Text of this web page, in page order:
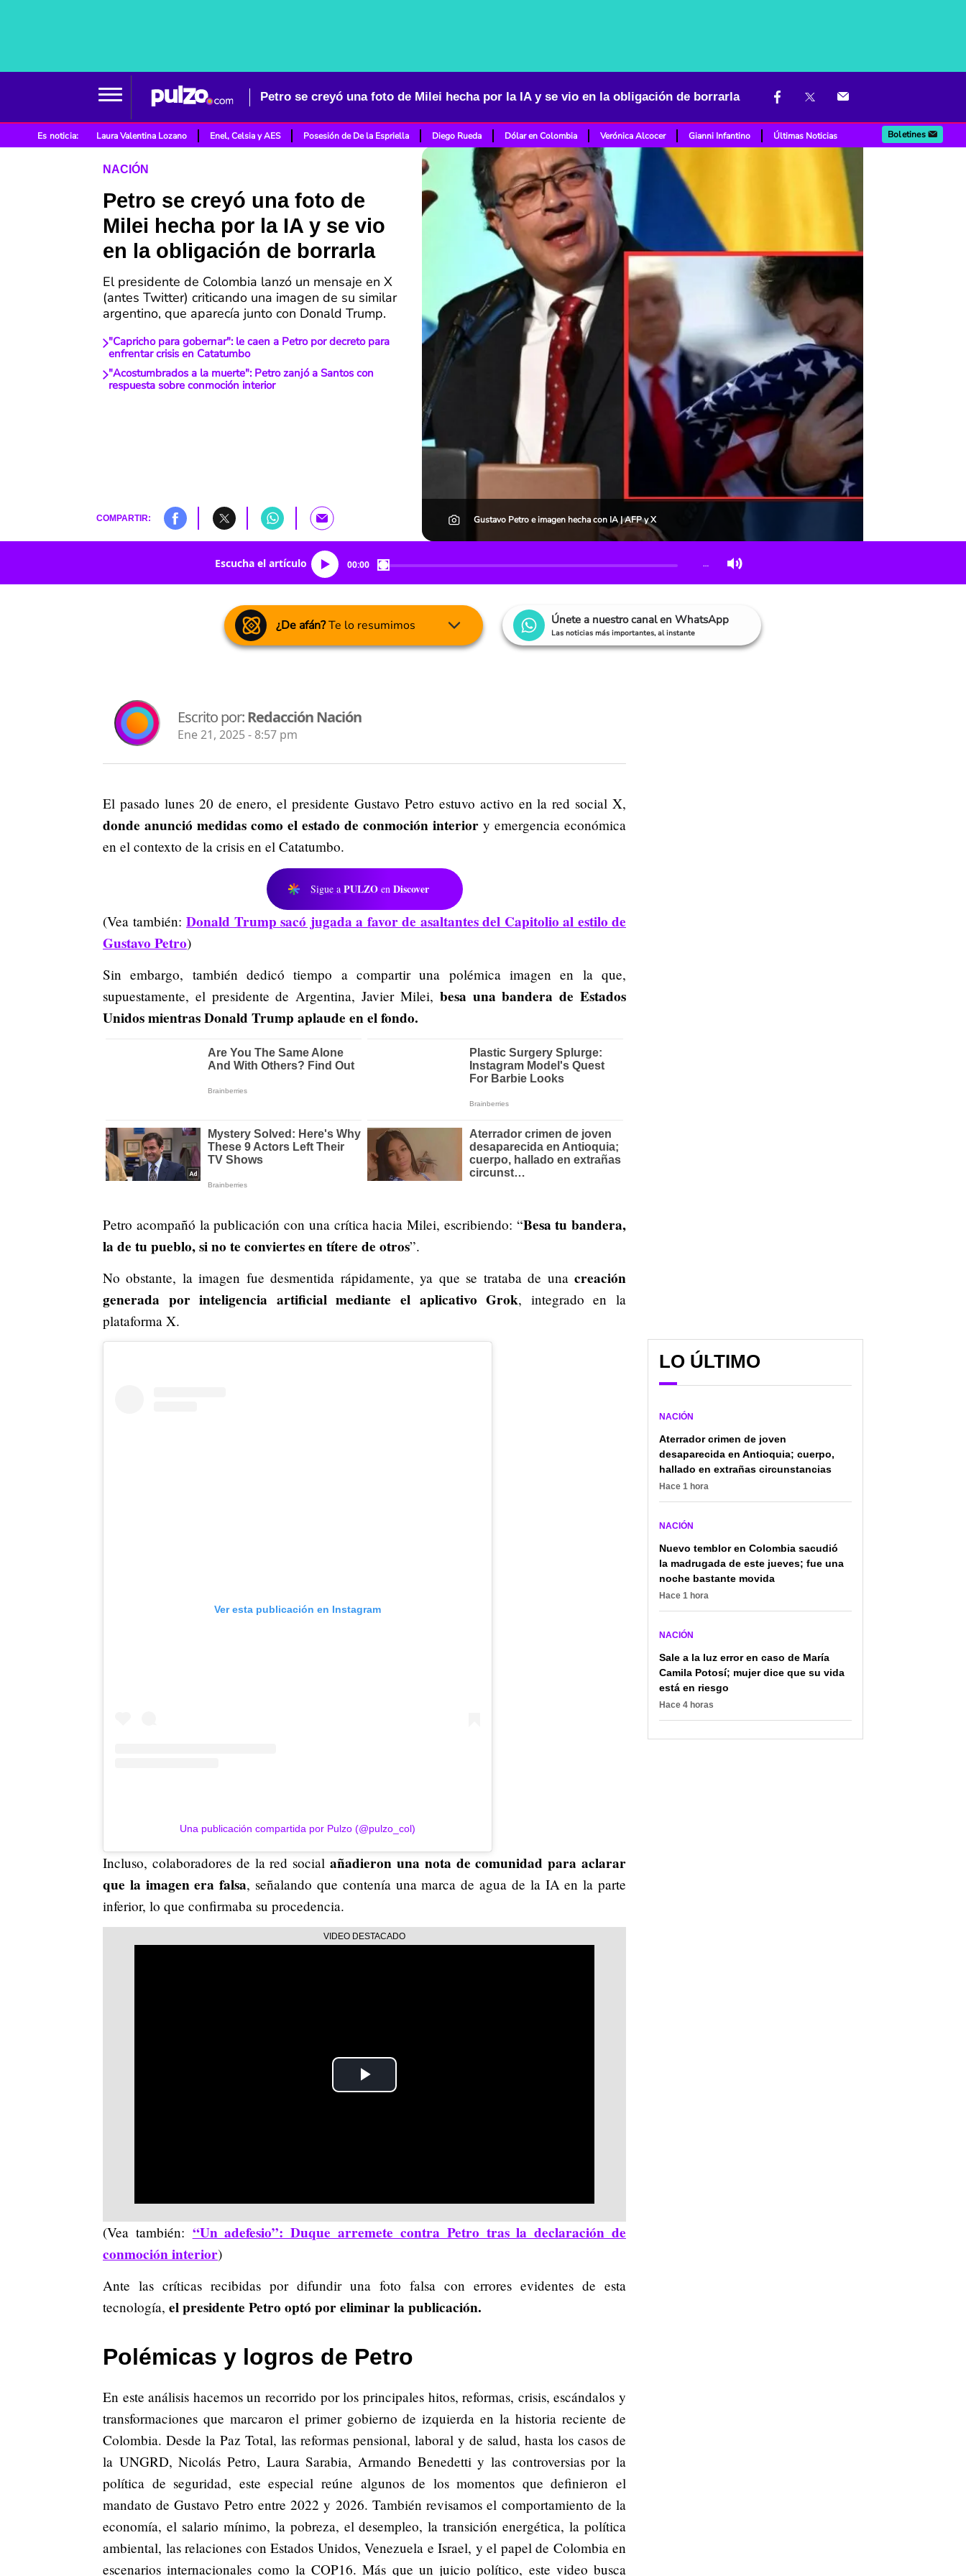
Petro se creyó una foto de Milei hecha por la IA y se vio en la obligación de borrarla
Es noticia: Laura Valentina Lozano Enel, Celsia y AES Posesión de De la Espriella Diego Rueda Dólar en Colombia Verónica Alcocer Gianni Infantino Últimas Noticias Boletines
NACIÓN
Petro se creyó una foto de
Milei hecha por la IA y se vio
en la obligación de borrarla
El presidente de Colombia lanzó un mensaje en X
(antes Twitter) criticando una imagen de su similar
argentino, que aparecía junto con Donald Trump.
"Capricho para gobernar": le caen a Petro por decreto para
enfrentar crisis en Catatumbo
"Acostumbrados a la muerte": Petro zanjó a Santos con
respuesta sobre conmoción interior
COMPARTIR: Gustavo Petro e imagen hecha con IA | AFP y X
Escucha el artículo 00:00 …
¿De afán?Te lo resumimos Únete a nuestro canal en WhatsApp
Las noticias más importantes, al instante
Escrito por:Redacción Nación
Ene 21, 2025 - 8:57 pm
El pasado lunes 20 de enero, el presidente Gustavo Petro estuvo activo en la red social X,
donde anunció medidas como el estado de conmoción interior y emergencia económica
en el contexto de la crisis en el Catatumbo.
Sigue a PULZO en Discover
(Vea también: Donald Trump sacó jugada a favor de asaltantes del Capitolio al estilo de
Gustavo Petro)
Sin embargo, también dedicó tiempo a compartir una polémica imagen en la que,
supuestamente, el presidente de Argentina, Javier Milei, besa una bandera de Estados
Unidos mientras Donald Trump aplaude en el fondo.
Petro acompañó la publicación con una crítica hacia Milei, escribiendo: “Besa tu bandera,
la de tu pueblo, si no te conviertes en títere de otros”.
No obstante, la imagen fue desmentida rápidamente, ya que se trataba de una creación
generada por inteligencia artificial mediante el aplicativo Grok, integrado en la
plataforma X.
Ver esta publicación en Instagram
Una publicación compartida por Pulzo (@pulzo_col)
Incluso, colaboradores de la red social añadieron una nota de comunidad para aclarar
que la imagen era falsa, señalando que contenía una marca de agua de la IA en la parte
inferior, lo que confirmaba su procedencia.
Play
(Vea también: “Un adefesio”: Duque arremete contra Petro tras la declaración de
conmoción interior)
Ante las críticas recibidas por difundir una foto falsa con errores evidentes de esta
tecnología, el presidente Petro optó por eliminar la publicación.
Polémicas y logros de Petro
En este análisis hacemos un recorrido por los principales hitos, reformas, crisis, escándalos y
transformaciones que marcaron el primer gobierno de izquierda en la historia reciente de
Colombia. Desde la Paz Total, las reformas pensional, laboral y de salud, hasta los casos de
la UNGRD, Nicolás Petro, Laura Sarabia, Armando Benedetti y las controversias por la
política de seguridad, este especial reúne algunos de los momentos que definieron el
mandato de Gustavo Petro entre 2022 y 2026. También revisamos el comportamiento de la
economía, el salario mínimo, la pobreza, el desempleo, la transición energética, la política
ambiental, las relaciones con Estados Unidos, Venezuela e Israel, y el papel de Colombia en
escenarios internacionales como la COP16. Más que un juicio político, este video busca
LO ÚLTIMO
NACIÓN
Aterrador crimen de joven
desaparecida en Antioquia; cuerpo,
hallado en extrañas circunstancias
Hace 1 hora
NACIÓN
Nuevo temblor en Colombia sacudió
la madrugada de este jueves; fue una
noche bastante movida
Hace 1 hora
NACIÓN
Sale a la luz error en caso de María
Camila Potosí; mujer dice que su vida
está en riesgo
Hace 4 horas